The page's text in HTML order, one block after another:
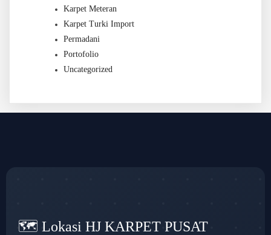
Karpet Meteran
Karpet Turki Import
Permadani
Portofolio
Uncategorized
🗺️ Lokasi HJ KARPET PUSAT